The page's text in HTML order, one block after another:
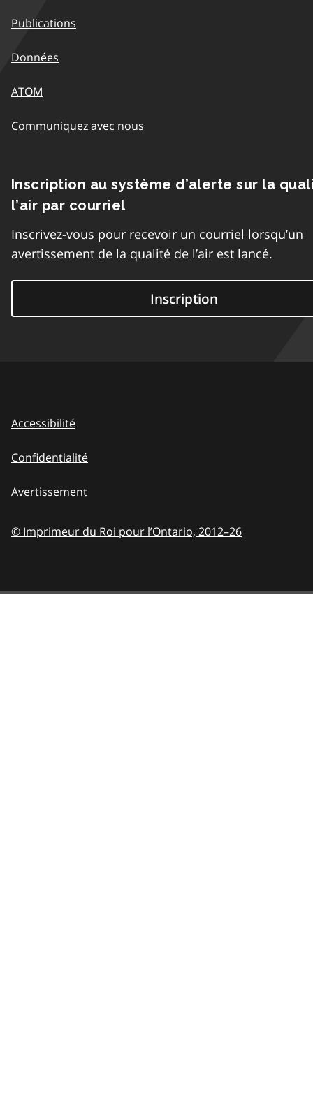
Publications
Données
ATOM
Communiquez avec nous
Inscription au système d’alerte sur la
l’air par courriel
Inscrivez-vous pour recevoir un courriel lorsqu’un
avertissement de la qualité de l’air est lancé.
Inscription
Accessibilité
Confidentialité
Avertissement
© Imprimeur du Roi pour l’Ontario, 2012–26